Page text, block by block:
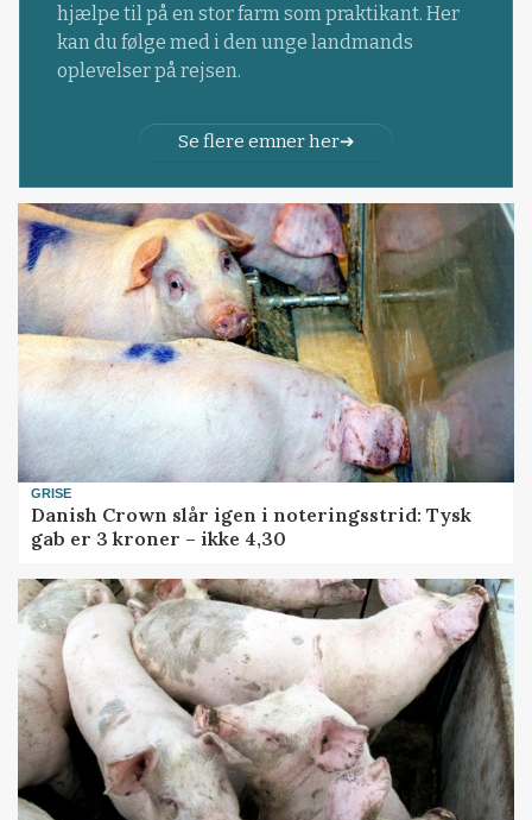
hjælpe til på en stor farm som praktikant. Her
kan du følge med i den unge landmands
oplevelser på rejsen.
Se flere emner her
GRISE
Danish Crown slår igen i noteringsstrid: Tysk
gab er 3 kroner – ikke 4,30